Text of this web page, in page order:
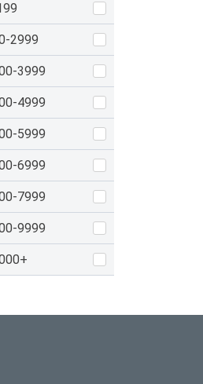
2999
3999
4999
5999
6999
7999
9999